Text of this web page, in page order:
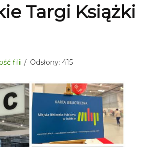
Targi Książki
filii Odsłony: 415